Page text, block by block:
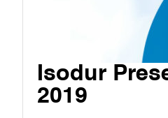
Isodur
2019